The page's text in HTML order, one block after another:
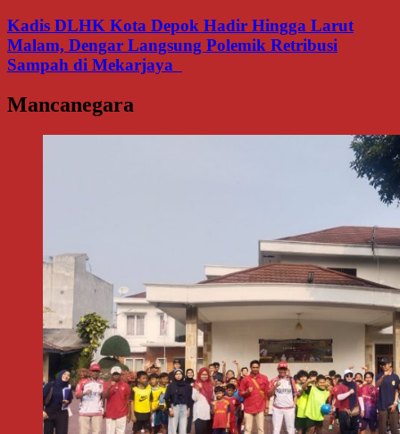
Kadis DLHK Kota Depok Hadir Hingga Larut
Malam, Dengar Langsung Polemik Retribusi
Sampah di Mekarjaya
Mancanegara